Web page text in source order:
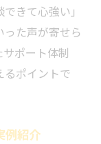
きて心強い」
った声が寄せら
ポート体制
ポイントで
例紹介